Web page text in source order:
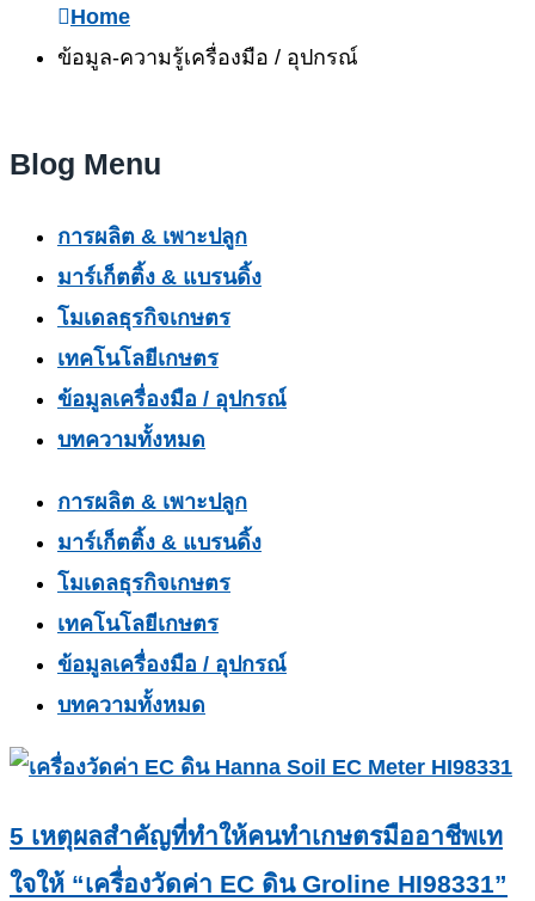
Home
ข้อมูล-ความรู้เครื่องมือ / อุปกรณ์
Blog Menu
การผลิต & เพาะปลูก
มาร์เก็ตติ้ง & แบรนดิ้ง
โมเดลธุรกิจเกษตร
เทคโนโลยีเกษตร
ข้อมูลเครื่องมือ / อุปกรณ์
บทความทั้งหมด
การผลิต & เพาะปลูก
มาร์เก็ตติ้ง & แบรนดิ้ง
โมเดลธุรกิจเกษตร
เทคโนโลยีเกษตร
ข้อมูลเครื่องมือ / อุปกรณ์
บทความทั้งหมด
5 เหตุผลสำคัญที่ทำให้คนทำเกษตรมืออาชีพเท
ใจให้ “เครื่องวัดค่า EC ดิน Groline HI98331”